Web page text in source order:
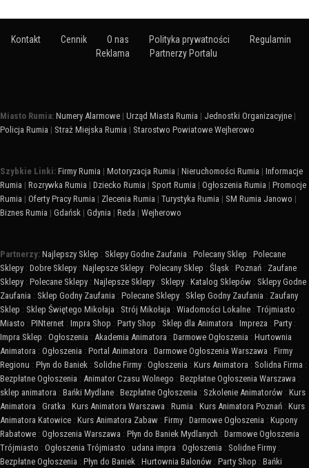
Kontakt Cennik O nas Polityka prywatności
Regulamin
Reklama
Partnerzy Portalu
Miasto Rumia: Numery Alarmowe | Urząd Miasta Rumia | Jednostki Organizacyjne |
Policja Rumia | Straż Miejska Rumia | Starostwo Powiatowe Wejherowo
Szybkie Linki: Firmy Rumia | Motoryzacja Rumia | Nieruchomości Rumia | Informacje
Rumia | Rozrywka Rumia | Dziecko Rumia | Sport Rumia | Ogłoszenia Rumia | Promocje
Rumia | Oferty Pracy Rumia | Zlecenia Rumia | Turystyka Rumia | SM Rumia Janowo |
Biznes Rumia | Gdańsk | Gdynia | Reda | Wejherowo
Partnerzy: Najlepszy Sklep : Sklepy Godne Zaufania : Polecany Sklep : Polecane
Sklepy : Dobre Sklepy : Najlepsze Sklepy : Polecany Sklep : Śląsk : Poznań : Zaufane
Sklepy : Polecane Sklepy : Najlepsze Sklepy : Sklepy : Katalog Sklepów : Sklepy Godne
Zaufania : Sklep Godny Zaufania : Polecane Sklepy : Sklep Godny Zaufania : Zaufany
Sklep : Sklep Świętego Mikołaja : Strój Mikołaja : Wiadomości Lokalne : Trójmiasto :
Miasto : PINternet : Impra Shop : Party Shop : Sklep dla Animatora : Impreza : Party :
Impra Sklep : Ogłoszenia : Akademia Animatora : Darmowe Ogłoszenia : Hurtownia
Animatora : Ogłoszenia : Portal Animatora : Darmowe Ogłoszenia Warszawa : Firmy
Regionu : Płyn do Baniek : Solidne Firmy : Ogłoszenia : Kurs Animatora : Solidna Firma :
Bezpłatne Ogłoszenia : Animator Czasu Wolnego : Bezpłatne Ogłoszenia Warszawa :
sklep animatora : Bańki Mydlane : Bezpłatne Ogłoszenia : Szkolenie Animatorów : Kurs
Animatora : Gratka : Kurs Animatora Warszawa : Rumia : Kurs Animatora Poznań : Kurs
Animatora Katowice : Kurs Animatora Zabaw : Firmy : Darmowe Ogłoszenia : Kupony
Rabatowe : Ogłoszenia Warszawa : Płyn do Baniek Mydlanych : Darmowe Ogłoszenia
Trójmiasto : Ogłoszenia Trójmiasto : udana impra : Ogłoszenia : Solidne Firmy :
Bezpłatne Ogłoszenia : Płyn do Baniek : Hurtownia Balonów : Party Shop : Bańki